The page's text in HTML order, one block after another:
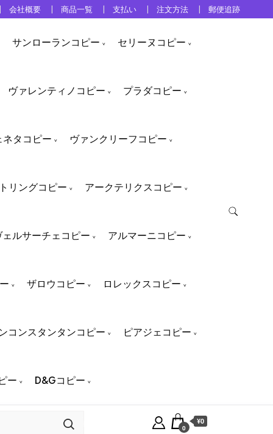
会社概要 商品一覧 支払い 注文方法 郵便追跡
サンローランコピー セリーヌコピー
ヴァレンティノコピー プラダコピー
タコピー ヴァンクリーフコピー
リングコピー アークテリクスコピー
ェルサーチェコピー アルマーニコピー
ザロウコピー ロレックスコピー
コンスタンタンコピー ピアジェコピー
ー D&Gコピー
0
¥0